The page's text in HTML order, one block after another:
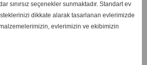
sınırsız seçenekler sunmaktadır. Standart ev
dikkate alarak tasarlanan evlerimizde
evlerimizin ve ekibimizin